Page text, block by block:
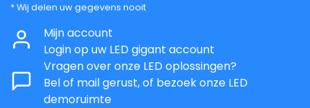
* Wij delen uw gegevens nooit
Mijn account
Login op uw LED gigant account
Vragen over onze LED oplossingen?
Bel of mail gerust, of bezoek onze LED
demoruimte